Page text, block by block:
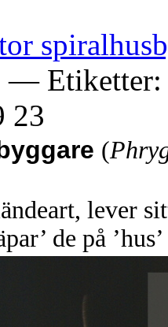
— Etiketter:
23
(
lever
de på